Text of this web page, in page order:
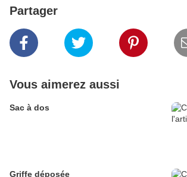
Partager
Vous aimerez aussi
Sac à dos
Griffe déposée